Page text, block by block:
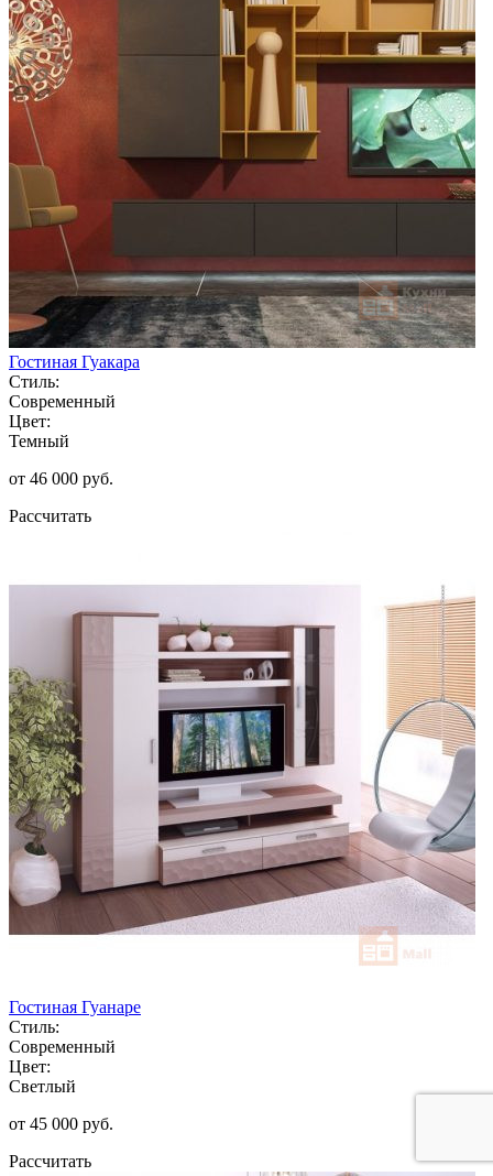
Гостиная Гуакара
Стиль:
Современный
Цвет:
Темный
от 46 000 руб.
Рассчитать
Гостиная Гуанаре
Стиль:
Современный
Цвет:
Светлый
от 45 000 руб.
Рассчитать